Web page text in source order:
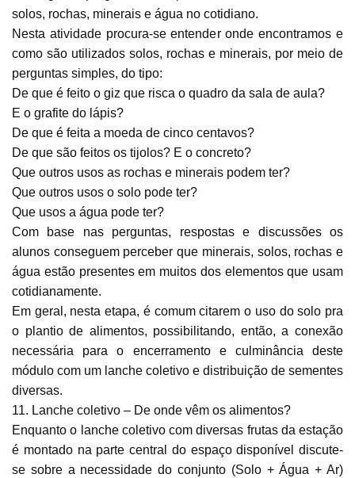
solos, rochas, minerais e água no cotidiano.
Nesta atividade procura-se entender onde encontramos e
como são utilizados solos, rochas e minerais, por meio de
perguntas simples, do tipo:
De que é feito o giz que risca o quadro da sala de aula?
E o grafite do lápis?
De que é feita a moeda de cinco centavos?
De que são feitos os tijolos? E o concreto?
Que outros usos as rochas e minerais podem ter?
Que outros usos o solo pode ter?
Que usos a água pode ter?
Com base nas perguntas, respostas e discussões os
alunos conseguem perceber que minerais, solos, rochas e
água estão presentes em muitos dos elementos que usam
cotidianamente.
Em geral, nesta etapa, é comum citarem o uso do solo pra
o plantio de alimentos, possibilitando, então, a conexão
necessária para o encerramento e culminância deste
módulo com um lanche coletivo e distribuição de sementes
diversas.
11. Lanche coletivo – De onde vêm os alimentos?
Enquanto o lanche coletivo com diversas frutas da estação
é montado na parte central do espaço disponível discute-
se sobre a necessidade do conjunto (Solo + Água + Ar)